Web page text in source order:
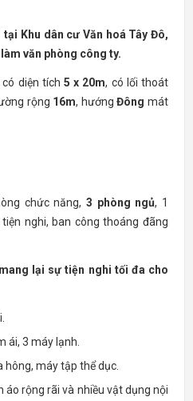
Khu dân cư Văn hoá Tây Đô,
văn phòng công ty.
diện tích 5 x 20m, có lối thoát
rộng 16m, hướngĐông mát
chức năng, 3 phòng ngủ, 1
nghi, ban công thoáng đãng
lại sự tiện nghi tối đa cho
ái, 3 máy lạnh.
máy tập thể dục.
áo rộng rãi và nhiều vật dụng nội